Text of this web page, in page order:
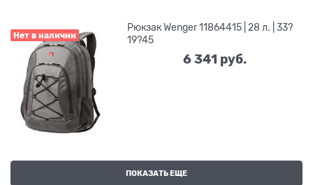
Нет в наличии
Рюкзак Wenger 11864415 | 28 л. | 33?
19?45
6 341 руб.
ПОКАЗАТЬ ЕЩЕ